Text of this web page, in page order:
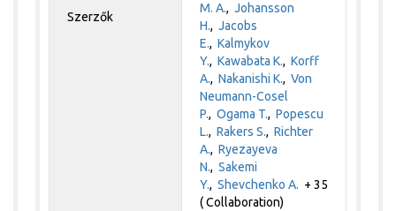
Szerzők
M. A.,Johansson
H.,Jacobs
E.,Kalmykov
Y.,Kawabata K.,Korff
A.,Nakanishi K.,Von
Neumann-Cosel
P.,Ogama T.,Popescu
L.,Rakers S.,Richter
A.,Ryezayeva
N.,Sakemi
Y.,Shevchenko A. + 35
( Collaboration)